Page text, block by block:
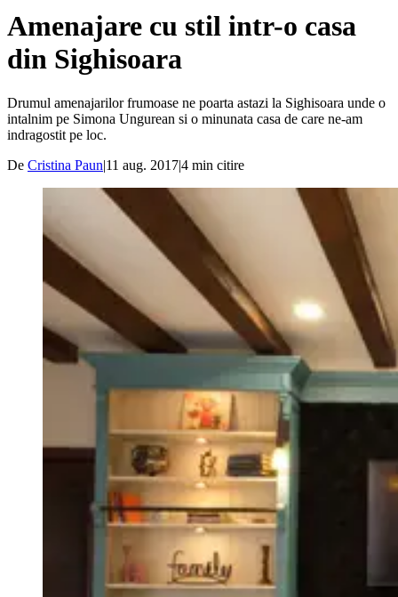
Amenajare cu stil intr-o casa
din Sighisoara
Drumul amenajarilor frumoase ne poarta astazi la Sighisoara unde o
intalnim pe Simona Ungurean si o minunata casa de care ne-am
indragostit pe loc.
De Cristina Paun|11 aug. 2017|4 min citire